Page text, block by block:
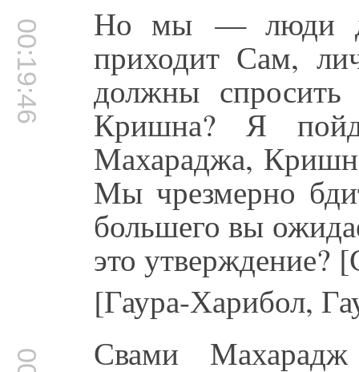
00:19:46 Но мы — люди
приходит Сам,
должны
Кришна? Я
Махараджа,
Мы чрезмерно
большего вы
это утверждение?
[Гаура-Харибол,
Свами Махарадж